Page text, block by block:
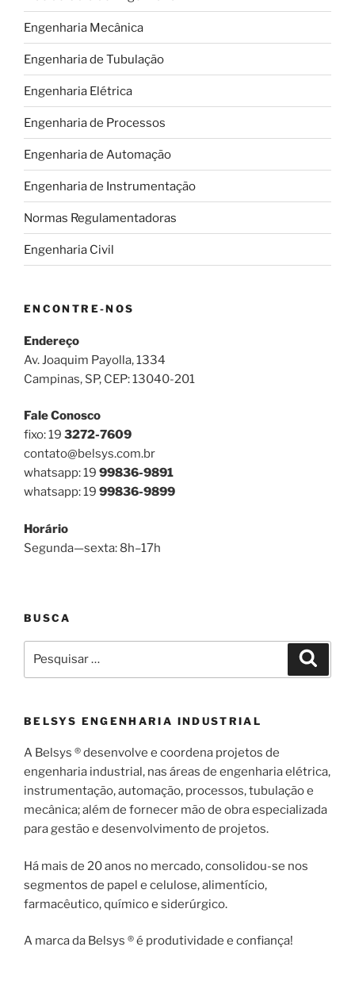
Engenharia Mecânica
Engenharia de Tubulação
Engenharia Elétrica
Engenharia de Processos
Engenharia de Automação
Engenharia de Instrumentação
Normas Regulamentadoras
Engenharia Civil
ENCONTRE-NOS
Endereço
Av. Joaquim Payolla, 1334
Campinas, SP, CEP: 13040-201
Fale Conosco
fixo: 19 3272-7609
contato@belsys.com.br
whatsapp: 19 99836-9891
whatsapp: 19 99836-9899
Horário
Segunda—sexta: 8h–17h
BUSCA
por:
BELSYS ENGENHARIA INDUSTRIAL
A Belsys ® desenvolve e coordena projetos de
engenharia industrial, nas áreas de engenharia elétrica,
instrumentação, automação, processos, tubulação e
mecânica; além de fornecer mão de obra especializada
para gestão e desenvolvimento de projetos.
Há mais de 20 anos no mercado, consolidou-se nos
segmentos de papel e celulose, alimentício,
farmacêutico, químico e siderúrgico.
A marca da Belsys ® é produtividade e confiança!